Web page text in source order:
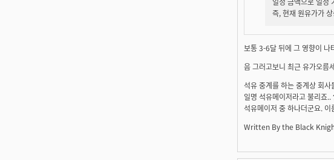
즉, 현재 원유가가
보통 3-6달 뒤에 그 영향이 나
음 그러고보니 최근 유가오름
석유 중계를 하는 중계상 회
일명 석유메이저라고 불리죠
석유메이저 중 하나더군요.
Written By the Black